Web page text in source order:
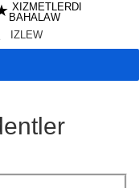
XIZMETLERDI
BAHALAW
IZLEW